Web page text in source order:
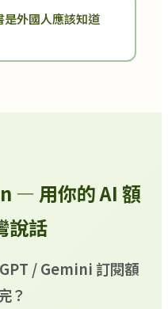
外國人應該知道
— 用你的 AI 額
說話
/ Gemini 訂閱額
？